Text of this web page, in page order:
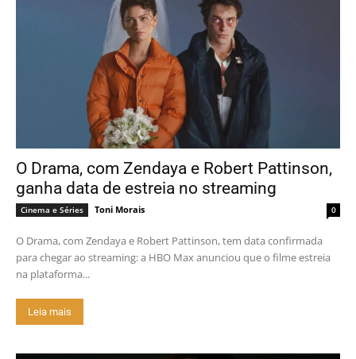
O Drama, com Zendaya e Robert Pattinson,
ganha data de estreia no streaming
Cinema e Séries Toni Morais 0
O Drama, com Zendaya e Robert Pattinson, tem data confirmada
para chegar ao streaming: a HBO Max anunciou que o filme estreia
na plataforma...
Leia mais